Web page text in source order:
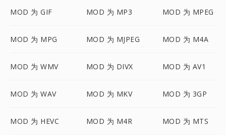
MOD 为 GIF MOD 为 MP3 MOD 为 MPEG
MOD 为 MPG MOD 为 MJPEG MOD 为 M4A
MOD 为 WMV MOD 为 DIVX MOD 为 AV1
MOD 为 WAV MOD 为 MKV MOD 为 3GP
MOD 为 HEVC MOD 为 M4R MOD 为 MTS